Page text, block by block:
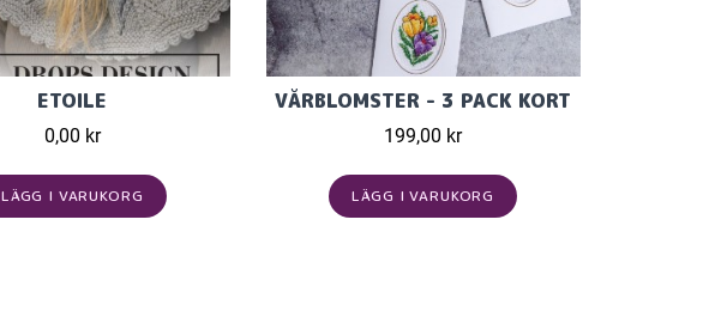
ETOILE
0,00 kr
LÄGG I VARUKORG
VÅRBLOMSTER - 3 PACK KORT
199,00 kr
LÄGG I VARUKORG